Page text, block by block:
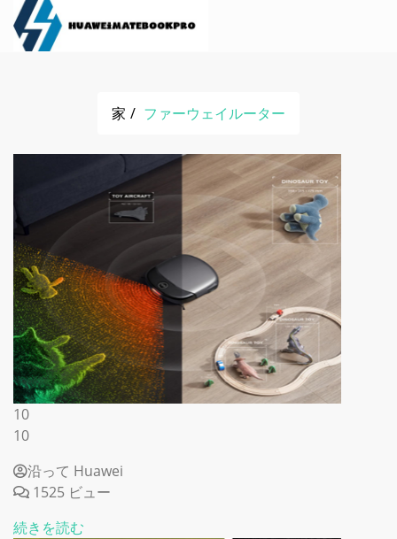
家 ファーウェイルーター
10
10
沿って Huawei
1525 ビュー
続きを読む